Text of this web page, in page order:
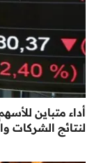
أداء متباين
لنتائج الشركات